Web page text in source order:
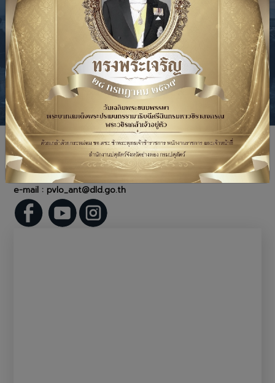
สำนักงานปศุสัตว์จังหวัดอ่างทอง
ที่อยู่ : เลขที่ 2/4 หมู่ 2 ตำบล ศาลาแดง อำเภอ เมืองอ่างทอง
จังหวัดอ่างทอง
โทรศัพท์ :0-3561-1746 , 0-3561-5828
e-mail : pvlo_ant@dld.go.th